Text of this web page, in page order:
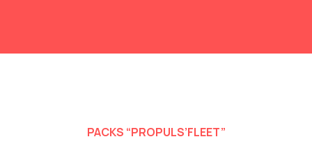
PACKS “PROPULS’FLEET”